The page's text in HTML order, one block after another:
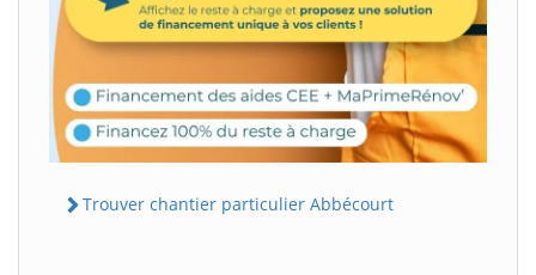
Trouver chantier particulier Abbécourt